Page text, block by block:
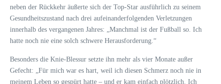
neben der Rückkehr äußerte sich der Top-Star ausführlich zu seinem
Gesundheitszustand nach drei aufeinanderfolgenden Verletzungen
innerhalb des vergangenen Jahres: „Manchmal ist der Fußball so. Ich
hatte noch nie eine solch schwere Herausforderung.“
Besonders die Knie-Blessur setzte ihn mehr als vier Monate außer
Gefecht: „Für mich war es hart, weil ich diesen Schmerz noch nie in
meinem Leben so gespürt hatte – und er kam einfach plötzlich. Ich